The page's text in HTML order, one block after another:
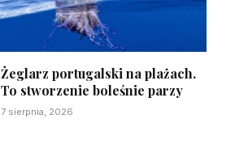
Żeglarz portugalski na plażach.
To stworzenie boleśnie parzy
7 sierpnia, 2026